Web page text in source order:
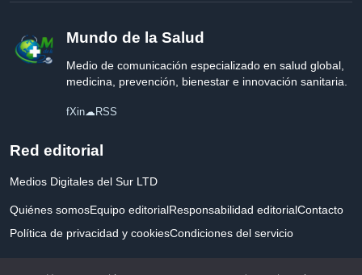
Mundo de la Salud
Medio de comunicación especializado en salud global,
medicina, prevención, bienestar e innovación sanitaria.
fXin☁RSS
Red editorial
Medios Digitales del Sur LTD
Quiénes somosEquipo editorialResponsabilidad editorialContacto
Política de privacidad y cookiesCondiciones del servicio